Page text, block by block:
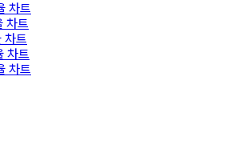
차트
차트
차트
차트
차트